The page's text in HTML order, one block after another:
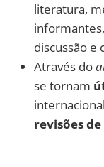
literatura,
discussão e
Através do
se tornam
revisões